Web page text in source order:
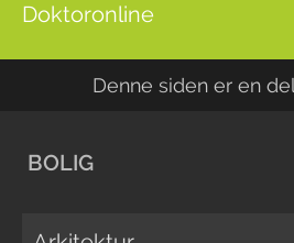
Doktoronline
Denne siden er en
BOLIG